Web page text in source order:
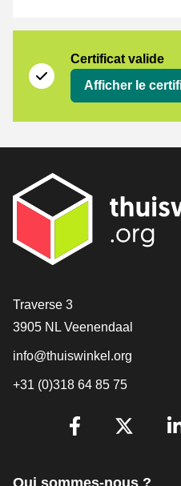
Certificat valide
Afficher le
[_General:Contact]
Traverse 3
3905 NL Veenendaal
info@thuiswinkel.org
+31 (0)318 64 85 75